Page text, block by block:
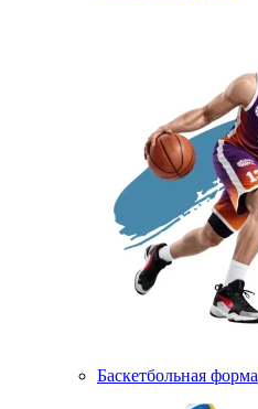
Баскетбольная форма